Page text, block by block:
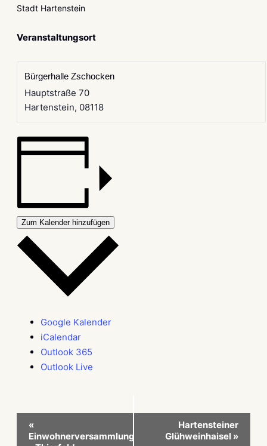
Stadt Hartenstein
Veranstaltungsort
Bürgerhalle Zschocken
Hauptstraße 70
Hartenstein, 08118
Zum Kalender hinzufügen
Google Kalender
iCalendar
Outlook 365
Outlook Live
Veranstaltung-
Navigation
«
Einwohnerversammlung
Hartensteiner
Glühweinhaisel »